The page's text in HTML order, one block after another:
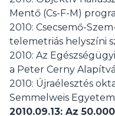
Mentő (Cs-F-M)
2010: Csecsemő-
telemetriás helyszíni
2010: Az
a Peter Cerny
2010: Újraélesztés
Semmelweis
2010.09.13: Az